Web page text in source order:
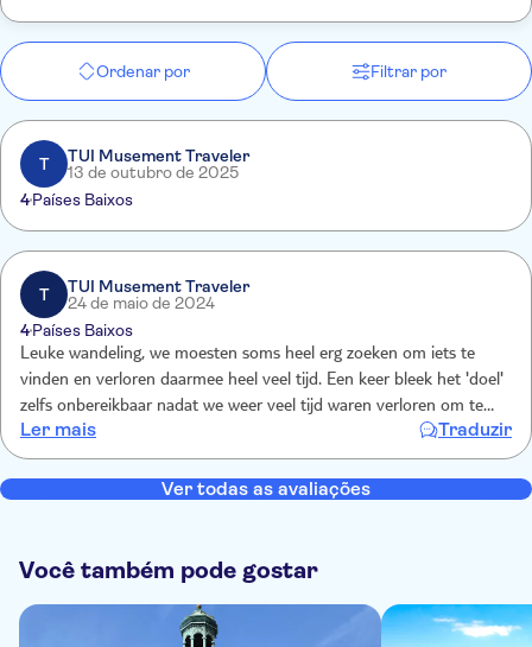
Ordenar por Filtrar por
T
TUI Musement Traveler
13 de outubro de 2025
4Países Baixos
T
TUI Musement Traveler
24 de maio de 2024
4Países Baixos
Leuke wandeling, we moesten soms heel erg zoeken om iets te
vinden en verloren daarmee heel veel tijd. Een keer bleek het 'doel'
zelfs onbereikbaar nadat we weer veel tijd waren verloren om te
zoeken waar we eigenlijk moesten zijn. Wel leuke wandeling, je
ontdekt wel een paar locaties. Wel duur.
Ler mais Traduzir
Ver todas as avaliações
Você também pode gostar